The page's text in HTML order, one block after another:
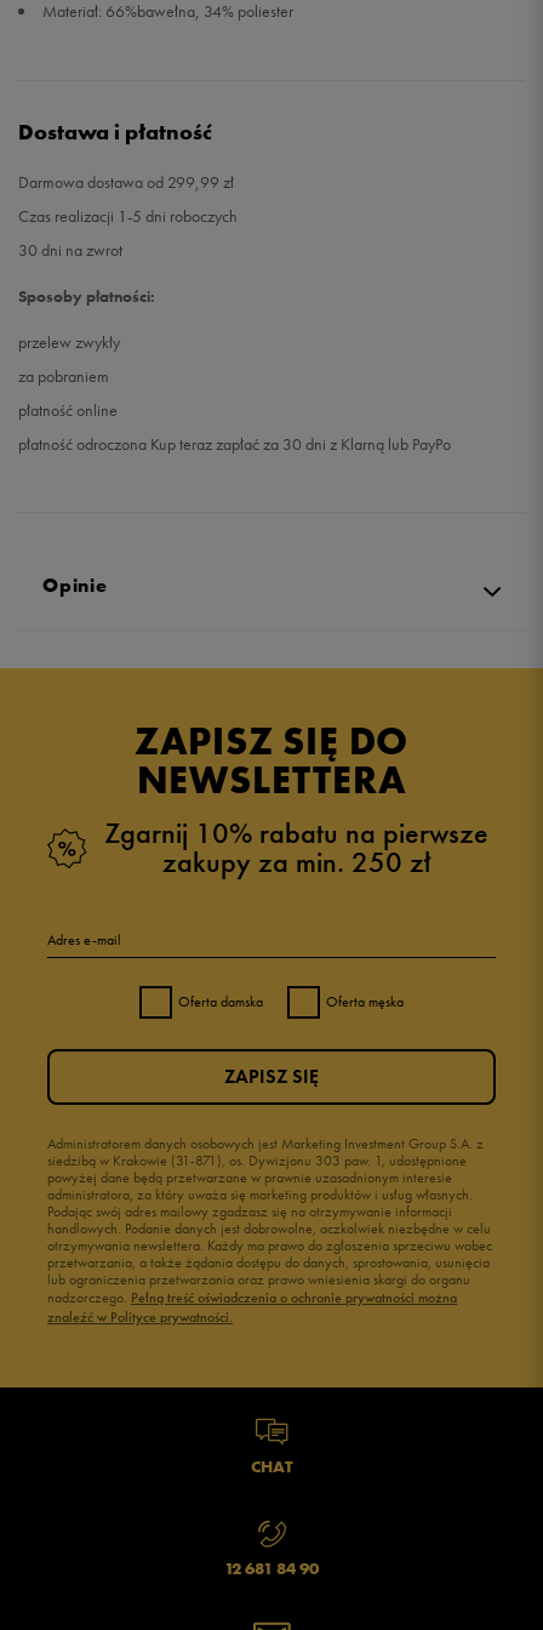
Materiał: 66%bawełna, 34% poliester
Dostawa i płatność
Darmowa dostawa od 299,99 zł
Czas realizacji 1-5 dni roboczych
30 dni na zwrot
Sposoby płatności:
przelew zwykły
za pobraniem
płatność online
płatność odroczona Kup teraz zapłać za 30 dni z Klarną lub PayPo
Opinie
ZAPISZ SIĘ DO
NEWSLETTERA
Zgarnij 10% rabatu na pierwsze
zakupy za min. 250 zł
Adres e-mail
Oferta damska Oferta męska
Administratorem danych osobowych jest Marketing Investment Group S.A. z
siedzibą w Krakowie (31-871), os. Dywizjonu 303 paw. 1, udostępnione
powyżej dane będą przetwarzane w prawnie uzasadnionym interesie
administratora, za który uważa się marketing produktów i usług własnych.
Podając swój adres mailowy zgadzasz się na otrzymywanie informacji
handlowych. Podanie danych jest dobrowolne, aczkolwiek niezbędne w celu
otrzymywania newslettera. Każdy ma prawo do zgłoszenia sprzeciwu wobec
przetwarzania, a także żądania dostępu do danych, sprostowania, usunięcia
lub ograniczenia przetwarzania oraz prawo wniesienia skargi do organu
nadzorczego. Pełną treść oświadczenia o ochronie prywatności można
znaleźć w Polityce prywatności.
ZAPISZ SIĘ
CHAT
12 681 84 90